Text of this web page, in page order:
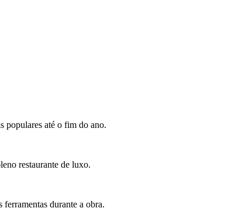
populares até o fim do ano.
restaurante de luxo.
ferramentas durante a obra.